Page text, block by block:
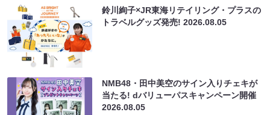
鈴川絢子×JR東海リテイリング・プラスの
トラベルグッズ発売!2026.08.05
NMB48・田中美空のサイン入りチェキが
当たる! dバリューパスキャンペーン開催
2026.08.05